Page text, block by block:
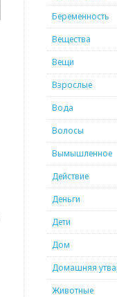
Беременность
Вещества
Вещи
Взрослые
Вода
Волосы
Вымышленное
Действие
Деньги
Дети
Дом
Домашняя
Животные